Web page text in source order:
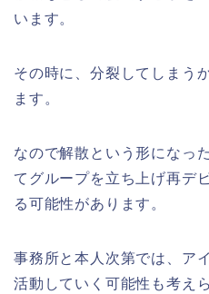
います。
その時に、分裂してしまう
ます。
なので解散という形になっ
てグループを立ち上げ再デ
る可能性があります。
事務所と本人次第では、ア
活動していく可能性も考え